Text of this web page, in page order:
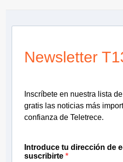
Newsletter
Inscríbete en nuestra lista
gratis las noticias más
confianza de Teletrece.
Introduce tu dirección de
suscribirte